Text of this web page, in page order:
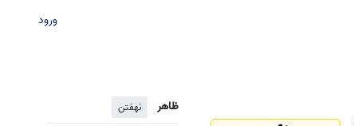
ورود
ظاهر نهفتن